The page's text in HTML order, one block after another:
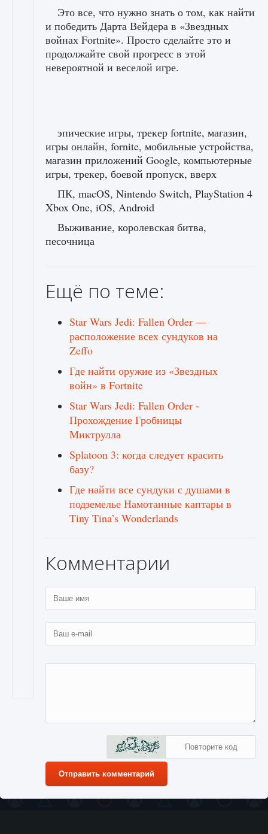
Это все, что нужно знать о том, как найти
и победить Дарта Вейдера в «Звездных
войнах Fortnite». Просто сделайте это и
продолжайте свой прогресс в этой
невероятной и веселой игре.
эпические игры, трекер fortnite, магазин,
игры онлайн, fornite, мобильные устройства,
магазин приложений Google, компьютерные
игры, трекер, боевой пропуск, вверх
ПК, macOS, Nintendo Switch, PlayStation 4
Xbox One, iOS, Android
Выживание, королевская битва,
песочница
Ещё по теме:
Star Wars Jedi: Fallen Order —
расположение всех сундуков на
Zeffo
Где найти оружие из «Звездных
войн» в Fortnite
Star Wars Jedi: Fallen Order -
Прохождение Гробницы
Миктрулла
Splatoon 3: когда следует красить
базу?
Где найти все сундуки с душами в
подземелье Намотанные каптары в
Tiny Tina’s Wonderlands
Комментарии
Отправить комментарий